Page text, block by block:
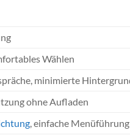
Wählen
minimierte
ohne Aufladen
, einfache Menüführung